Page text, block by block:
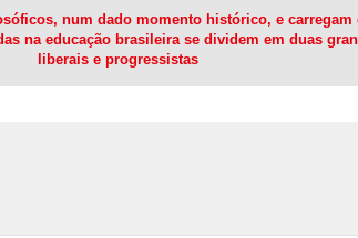
num dado momento histórico, e
na educação brasileira se dividem em duas
liberais e progressistas